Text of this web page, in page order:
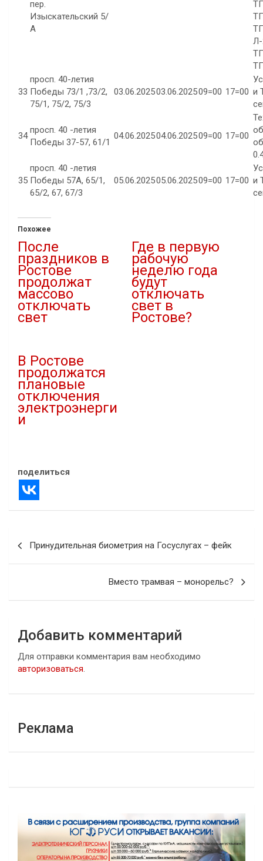
пер.
Изыскательский 5/
А
Л-
33
просп. 40-летия
Победы 73/1 ,73/2,
75/1, 75/2, 75/3
03.06.202503.06.202509=00 17=00 и
34
просп. 40 -летия
Победы 37-57, 61/1
04.06.202504.06.202509=00 17=00
35
просп. 40 -летия
Победы 57А, 65/1,
65/2, 67, 67/3
05.06.202505.06.202509=00 17=00 и
Похожее
После
праздников в
Ростове
продолжат
массово
отключать
свет
Где в первую
рабочую
неделю года
будут
отключать
свет в
Ростове?
В Ростове
продолжатся
плановые
отключения
электроэнерги
и
поделиться
Принудительная биометрия на Госуслугах – фейк
Вместо трамвая – монорельс?
Добавить комментарий
Для отправки комментария вам необходимо
авторизоваться.
Реклама